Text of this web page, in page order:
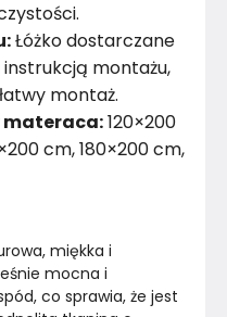
Łóżko dostarczane
montażu,
montaż.
materaca:120×200
cm, 180×200 cm,
miękka i
mocna i
co sprawia, że jest